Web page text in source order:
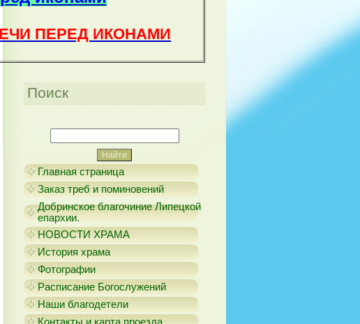
ПЕРЕД ИКОНАМИ
Поиск
Главная страница
Заказ треб и поминовений
Добринское благочиние Липецкой
епархии.
НОВОСТИ ХРАМА
История храма
Фотографии
Расписание Богослужений
Наши благодетели